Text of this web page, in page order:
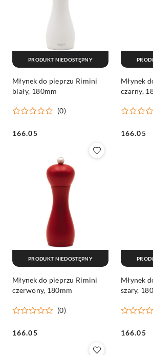
Młynek do pieprzu Rimini
biały, 180mm
(0)
Cena:
166.05
PRODUKT NIEDOSTĘPNY
Młynek
czarny,
Cena:
166.05
Młynek do pieprzu Rimini
czerwony, 180mm
(0)
Cena:
166.05
PRODUKT NIEDOSTĘPNY
Młynek
szary,
Cena:
166.05